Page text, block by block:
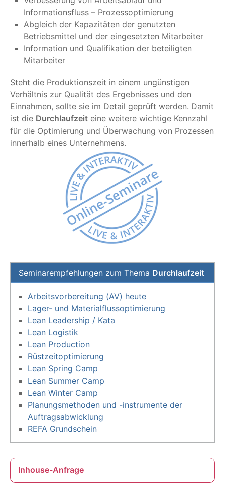
Informationsfluss – Prozessoptimierung
Abgleich der Kapazitäten der genutzten
Betriebsmittel und der eingesetzten Mitarbeiter
Information und Qualifikation der beteiligten
Mitarbeiter
Steht die Produktionszeit in einem ungünstigen
Verhältnis zur Qualität des Ergebnisses und den
Einnahmen, sollte sie im Detail geprüft werden. Damit
ist die Durchlaufzeit eine weitere wichtige Kennzahl
für die Optimierung und Überwachung von Prozessen
innerhalb eines Unternehmens.
Seminarempfehlungen zum Thema Durchlaufzeit
Arbeitsvorbereitung (AV) heute
Lager- und Materialflussoptimierung
Lean Leadership / Kata
Lean Logistik
Lean Production
Rüstzeitoptimierung
Lean Spring Camp
Lean Summer Camp
Lean Winter Camp
Planungsmethoden und -instrumente der
Auftragsabwicklung
REFA Grundschein
Inhouse-Anfrage